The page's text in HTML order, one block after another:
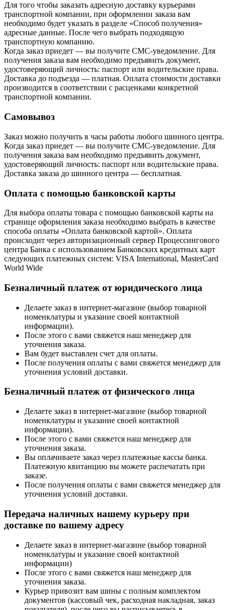
Для того чтобы заказать адресную доставку курьерами
транспортной компании, при оформлении заказа вам
необходимо будет указать в разделе «Способ получения»
адресные данные. После чего выбрать подходящую
транспортную компанию.
Когда заказ приедет — вы получите СМС-уведомление. Для
получения заказа вам необходимо предъявить документ,
удостоверяющий личность: паспорт или водительские права.
Доставка до подъезда — платная. Оплата стоимости доставки
производится в соответствии с расценками конкретной
транспортной компании.
Самовывоз
Заказ можно получить в часы работы любого шинного центра.
Когда заказ приедет — вы получите СМС-уведомление. Для
получения заказа вам необходимо предъявить документ,
удостоверяющий личность: паспорт или водительские права.
Доставка заказа до шинного центра — бесплатная.
Оплата с помощью банковской карты
Для выбора оплаты товара с помощью банковской карты на
странице оформления заказа необходимо выбрать в качестве
способа оплаты «Оплата банковской картой». Оплата
происходит через авторизационный сервер Процессингового
центра Банка с использованием Банковских кредитных карт
следующих платежных систем: VISA International, MasterCard
World Wide
Безналичный платеж от юридического лица
Делаете заказ в интернет-магазине (выбор товарной
номенклатуры и указание своей контактной
информации).
После этого с вами свяжется наш менеджер для
уточнения заказа.
Вам будет выставлен счет для оплаты.
После получения оплаты с вами свяжется менеджер для
уточнения условий доставки.
Безналичный платеж от физического лица
Делаете заказ в интернет-магазине (выбор товарной
номенклатуры и указание своей контактной
информации).
После этого с вами свяжется наш менеджер для
уточнения заказа.
Вы оплачиваете заказ через платежные кассы банка.
Платежную квитанцию вы можете распечатать при
заказе.
После получения оплаты с вами свяжется менеджер для
уточнения условий доставки.
Передача наличных нашему курьеру при
доставке по вашему адресу
Делаете заказ в интернет-магазине (выбор товарной
номенклатуры и указание своей контактной
информации)
После этого с вами свяжется наш менеджер для
уточнения заказа.
Курьер привозит вам шины с полным комплектом
документов (кассовый чек, расходная накладная, заказ